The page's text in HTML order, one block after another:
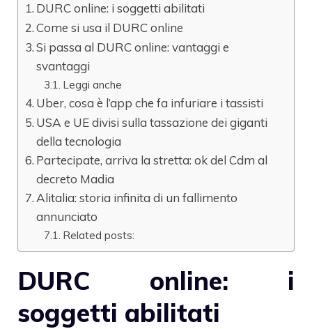
DURC online: i soggetti abilitati
Come si usa il DURC online
Si passa al DURC online: vantaggi e
svantaggi
Leggi anche
Uber, cosa è l’app che fa infuriare i tassisti
USA e UE divisi sulla tassazione dei giganti
della tecnologia
Partecipate, arriva la stretta: ok del Cdm al
decreto Madia
Alitalia: storia infinita di un fallimento
annunciato
Related posts:
DURC online: i
soggetti abilitati